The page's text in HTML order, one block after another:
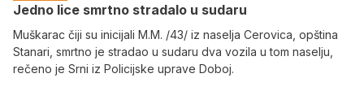
Јedno lice smrtno stradalo u sudaru
Muškarac čiji su inicijali M.M. /43/ iz naselja Cerovica, opština
Stanari, smrtno je stradao u sudaru dva vozila u tom naselju,
rečeno je Srni iz Policijske uprave Doboj.